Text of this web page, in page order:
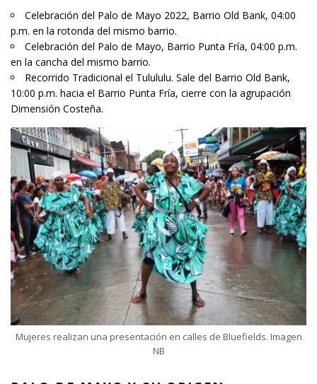
Celebración del Palo de Mayo 2022, Barrio Old Bank, 04:00
p.m. en la rotonda del mismo barrio.
Celebración del Palo de Mayo, Barrio Punta Fría, 04:00 p.m.
en la cancha del mismo barrio.
Recorrido Tradicional el Tulululu. Sale del Barrio Old Bank,
10:00 p.m. hacia el Barrio Punta Fría, cierre con la agrupación
Dimensión Costeña.
Mujeres realizan una presentación en calles de Bluefields. Imagen
NB